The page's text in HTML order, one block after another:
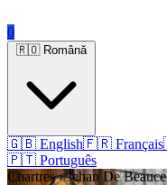
0
🇷🇴 Română
🇬🇧 English🇫🇷 Français
🇵🇹 Português
Chartres › Jehan De